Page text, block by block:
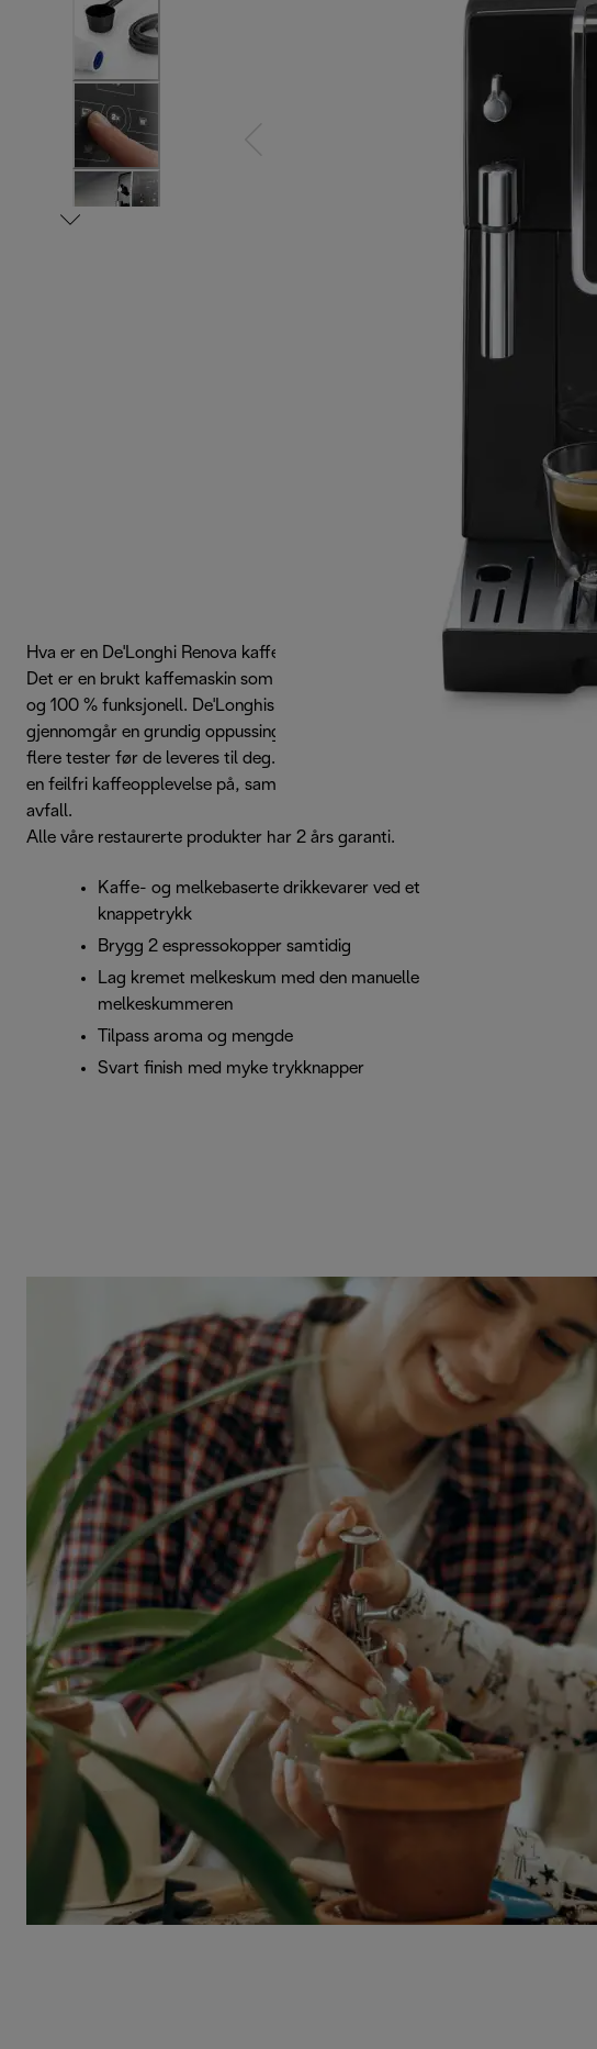
Hva er en De'Longhi Renova kaffemaskin?
Det er en brukt kaffemaskin som er restaurert til ny stand
og 100 % funksjonell. De'Longhis fornyede produkter
gjennomgår en grundig oppussingsprosess som inkluderer
flere tester før de leveres til deg. Den ideelle måten å nyte
en feilfri kaffeopplevelse på, samtidig som du reduserer
avfall.
Alle våre restaurerte produkter har 2 års garanti.
Kaffe- og melkebaserte drikkevarer ved et
knappetrykk
Brygg 2 espressokopper samtidig
Lag kremet melkeskum med den manuelle
melkeskummeren
Tilpass aroma og mengde
Svart finish med myke trykknapper